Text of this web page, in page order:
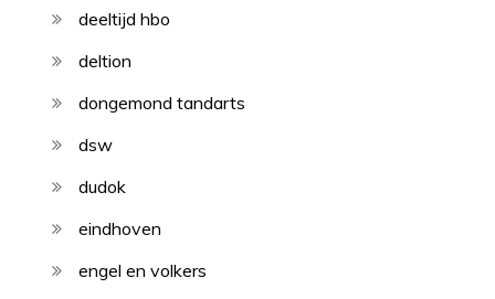
deeltijd hbo
deltion
dongemond tandarts
dsw
dudok
eindhoven
engel en volkers